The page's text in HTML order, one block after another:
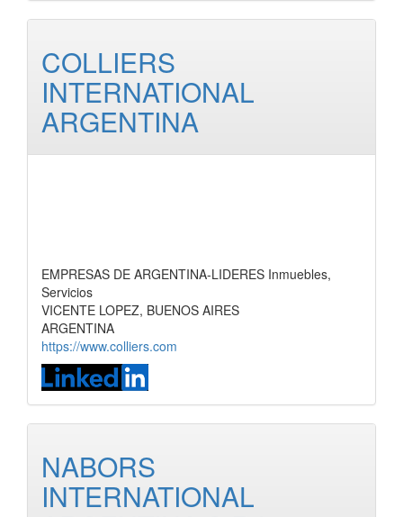
COLLIERS
INTERNATIONAL
ARGENTINA
EMPRESAS DE ARGENTINA-LIDERES Inmuebles,
Servicios
VICENTE LOPEZ, BUENOS AIRES
ARGENTINA
https://www.colliers.com
NABORS
INTERNATIONAL